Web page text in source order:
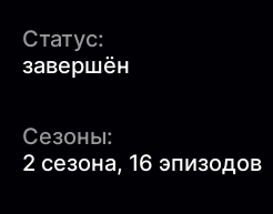
Статус:
завершён
Сезоны:
2 сезона, 16 эпизодов